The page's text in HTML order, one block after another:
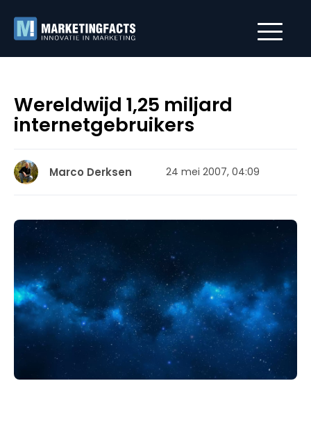
Wereldwijd 1,25 miljard
internetgebruikers
Marco Derksen 24 mei 2007, 04:09